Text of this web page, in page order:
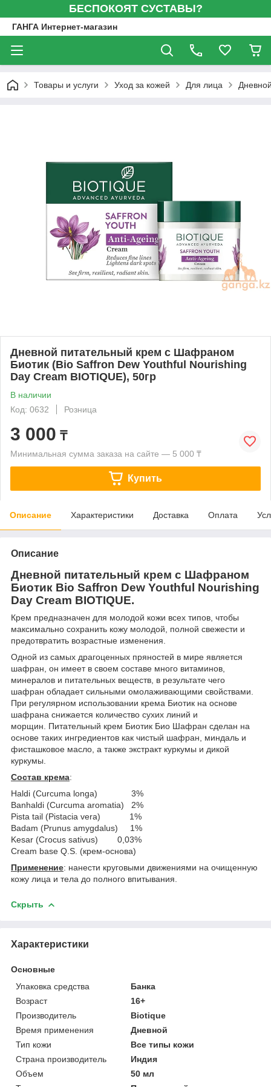
БЕСПОКОЯТ СУСТАВЫ?
ГАНГА Интернет-магазин
Товары и услуги Уход за кожей Для лица
Дневной питательный крем с Шафраном
Биотик (Bio Saffron Dew Youthful Nourishing
Day Cream BIOTIQUE), 50гр
В наличии
Код: 0632
Розница
3 000 ₸
Минимальная сумма заказа на сайте — 5 000 ₸
Купить
Описание Характеристики Доставка Оплата
Описание
Дневной питательный крем с Шафраном
Биотик Bio Saffron Dew Youthful Nourishing
Day Cream BIOTIQUE.
Крем предназначен для молодой кожи всех типов, чтобы
максимально сохранить кожу молодой, полной свежести и
предотвратить возрастные изменения.
Одной из самых драгоценных пряностей в мире является
шафран, он имеет в своем составе много витаминов,
минералов и питательных веществ, в результате чего
шафран обладает сильными омолаживающими свойствами.
При регулярном использовании крема Биотик на основе
шафрана снижается количество сухих линий и
морщин. Питательный крем Биотик Био Шафран сделан на
основе таких ингредиентов как чистый шафран, миндаль и
фисташковое масло, а также экстракт куркумы и дикой
куркумы.
Состав крема:
Haldi (Curcuma longa) 3%
Banhaldi (Curcuma aromatia) 2%
Pista tail (Pistacia vera) 1%
Badam (Prunus amygdalus) 1%
Kesar (Crocus sativus) 0,03%
Cream base Q.S. (крем-основа)
Применение: нанести круговыми движениями на очищенную
кожу лица и тела до полного впитывания.
Скрыть
Характеристики
Основные
Упаковка средства
Банка
Возраст
16+
Производитель
Biotique
Время применения
Дневной
Тип кожи
Все типы кожи
Страна производитель
Индия
Объем
50 мл